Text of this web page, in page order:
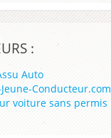
:
Auto
Conducteur.com
voiture sans permis